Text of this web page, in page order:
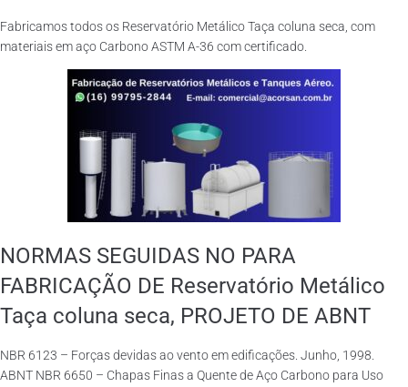
Fabricamos todos os Reservatório Metálico Taça coluna seca, com
materiais em aço Carbono ASTM A-36 com certificado.
NORMAS SEGUIDAS NO PARA
FABRICAÇÃO DE Reservatório Metálico
Taça coluna seca, PROJETO DE ABNT
NBR 6123 – Forças devidas ao vento em edificações. Junho, 1998.
ABNT NBR 6650 – Chapas Finas a Quente de Aço Carbono para Uso